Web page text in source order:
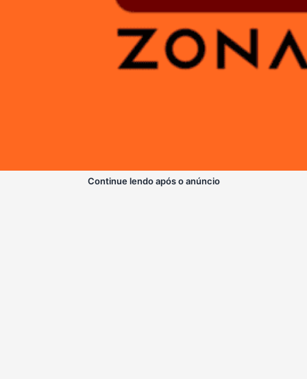
Continue lendo após o anúncio